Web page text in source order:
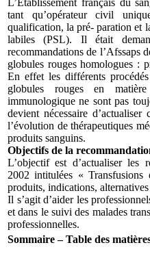
L’Établissement français du
tant qu’opérateur civil
qualification, la pré- paration et
labiles (PSL). Il était
recommandations de l’Afssaps
globules rouges homologues :
En effet les différents
globules rouges en
immunologique ne sont pas
devient nécessaire
l’évolution de thérapeutiques
produits sanguins.
Objectifs de la
L’objectif est d’actualiser les
2002 intitulées « Transfusions
produits, indications,
Il s’agit d’aider les
et dans le suivi des malades
professionnelles.
Sommaire – Table des